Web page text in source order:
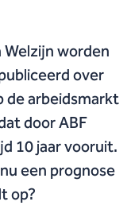
worden
over
de arbeidsmarkt
door ABF
10 jaar vooruit.
een prognose
op?